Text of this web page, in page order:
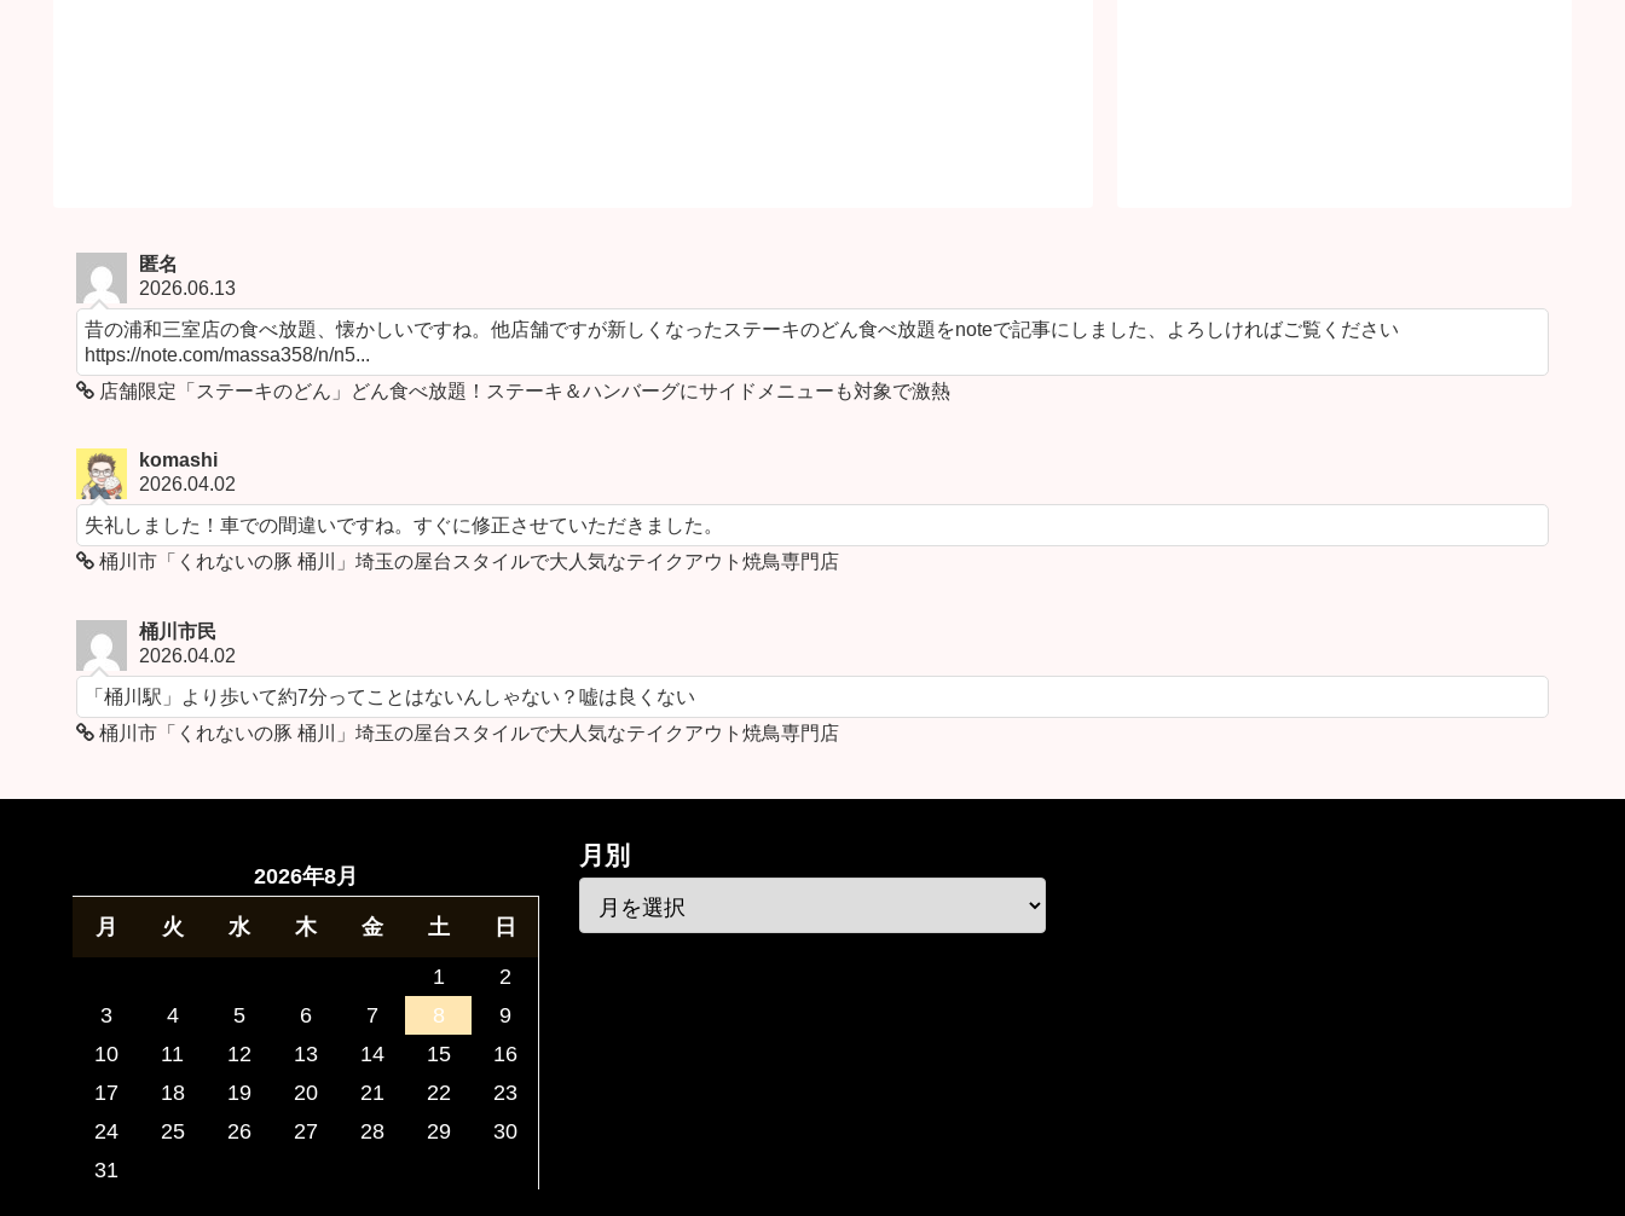
匿名
2026.06.13
昔の浦和三室店の食べ放題、懐かしいですね。他店舗ですが新しくなったステーキのどん食べ放題をnoteで記事にしました、よろしければご覧ください
https://note.com/massa358/n/n5...
店舗限定「ステーキのどん」どん食べ放題！ステーキ＆ハンバーグにサイドメニューも対象で激熱
komashi
2026.04.02
失礼しました！車での間違いですね。すぐに修正させていただきました。
桶川市「くれないの豚 桶川」埼玉の屋台スタイルで大人気なテイクアウト焼鳥専門店
桶川市民
2026.04.02
「桶川駅」より歩いて約7分ってことはないんしゃない？嘘は良くない
桶川市「くれないの豚 桶川」埼玉の屋台スタイルで大人気なテイクアウト焼鳥専門店
2026年8月
月 火 水 木 金 土 日
1
2
3
4 5 6 7 8
9
10
11 12 13 14 15
16
17
18 19 20 21 22
23
24
25 26 27 28 29
30
31
月別